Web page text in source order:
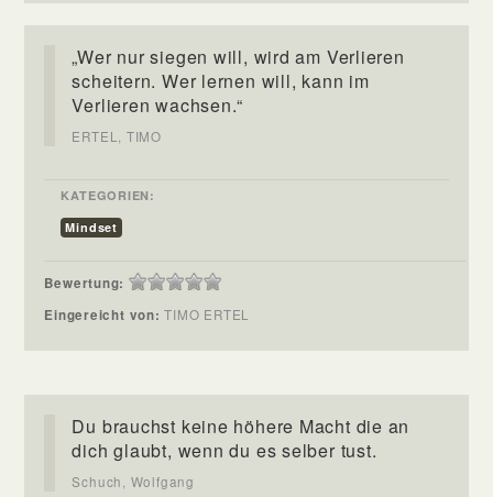
„Wer nur siegen will, wird am Verlieren
scheitern. Wer lernen will, kann im
Verlieren wachsen.“
ERTEL, TIMO
KATEGORIEN:
Mindset
Bewertung:
Eingereicht von:TIMO ERTEL
Du brauchst keine höhere Macht die an
dich glaubt, wenn du es selber tust.
Schuch, Wolfgang